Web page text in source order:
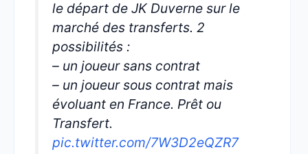
le départ de JK Duverne sur le
marché des transferts. 2
possibilités :
– un joueur sans contrat
– un joueur sous contrat mais
évoluant en France. Prêt ou
Transfert.
pic.twitter.com/7W3D2eQZR7